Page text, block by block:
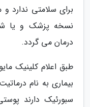
برای سلامتی ندارد
نسخه پزشک و یا
درمان می گردد.
طبق اعلام کلینیک
بیماری به نام
سبورئیک دارند